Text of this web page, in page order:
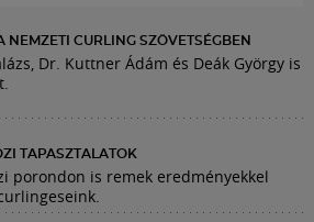
NEMZETI CURLING SZÖVETSÉGBEN
Dr. Kuttner Ádám és Deák György is
TAPASZTALATOK
porondon is remek eredményekkel